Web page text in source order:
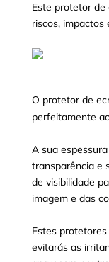
Este protetor
riscos, impactos
O protetor de
perfeitamente
A sua
transparência e
de visibilidade
imagem e das
Estes
evitarás as